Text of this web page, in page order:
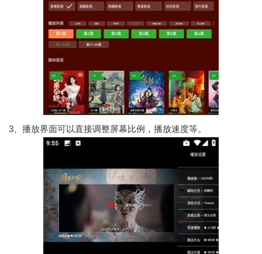
3、播放界面可以直接调整屏幕比例，播放速度等。